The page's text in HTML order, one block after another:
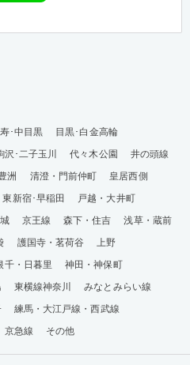
･中目黒
目黒･白金高輪
沢･二子玉川 代々木公園
井の頭線
洲 清澄・門前仲町
皇居西側
東新宿･早稲田
戸越・大井町
京王線 森下・住吉
浅草・蔵前
護国寺・茗荷谷
上野
千・日暮里
神田・神保町
東横線神奈川
みなとみらい線
練馬・大江戸線・西武線
京急線 その他